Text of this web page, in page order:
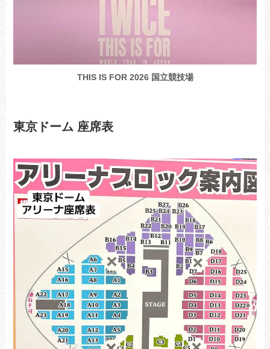
THIS IS FOR 2026 国立競技場
東京ドーム 座席表